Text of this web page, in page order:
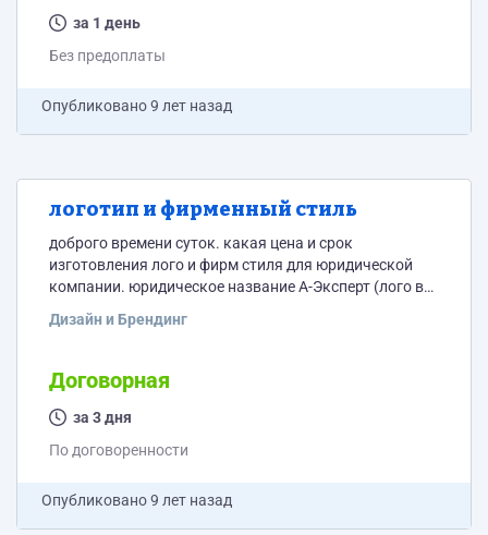
за 1 день
Без предоплаты
Опубликовано9 лет назад
логотип и фирменный стиль
доброго времени суток. какая цена и срок
изготовления лого и фирм стиля для юридической
компании. юридическое название А-Эксперт (лого во
"Плужников и Вахнин" сайт для понимания рода
внимание, он сделан на коленке чтоб было хоть что
то пока готовятся фотоматериалы. соответственно
хотим определиться с лого и фирм стилем, потом от
Дизайн и Брендинг
Договорная
за 3 дня
По договоренности
Опубликовано9 лет назад